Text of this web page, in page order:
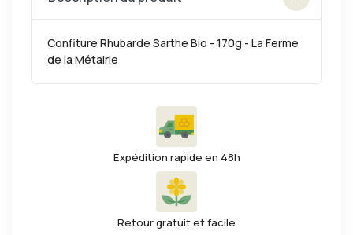
Confiture Rhubarde Sarthe Bio - 170g - La Ferme
de la Métairie
Expédition rapide en 48h
Retour gratuit et facile